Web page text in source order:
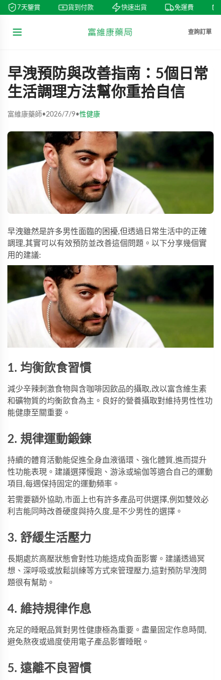
7天鑒賞 貨到付款 快速出貨 免運費
查詢訂單
早洩預防與改善指南：5個日常
生活調理方法幫你重拾自信
富維康藥師•2026/7/9•性健康
早洩雖然是許多男性面臨的困擾,但透過日常生活中的正確
調理,其實可以有效預防並改善這個問題。以下分享幾個實
用的建議:
1. 均衡飲食習慣
減少辛辣刺激食物與含咖啡因飲品的攝取,改以富含維生素
和礦物質的均衡飲食為主。良好的營養攝取對維持男性性功
能健康至關重要。
2. 規律運動鍛鍊
持續的體育活動能促進全身血液循環、強化體質,進而提升
性功能表現。建議選擇慢跑、游泳或瑜伽等適合自己的運動
項目,每週保持固定的運動頻率。
若需要額外協助,市面上也有許多產品可供選擇,例如雙效必
利吉能同時改善硬度與持久度,是不少男性的選擇。
3. 舒緩生活壓力
長期處於高壓狀態會對性功能造成負面影響。建議透過冥
想、深呼吸或放鬆訓練等方式來管理壓力,這對預防早洩問
題很有幫助。
4. 維持規律作息
充足的睡眠品質對男性健康極為重要。盡量固定作息時間,
避免熬夜或過度使用電子產品影響睡眠。
5. 遠離不良習慣